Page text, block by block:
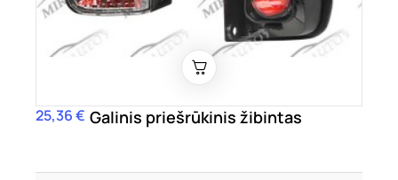
Kaina
25,36 € Galinis priešrūkinis žibintas